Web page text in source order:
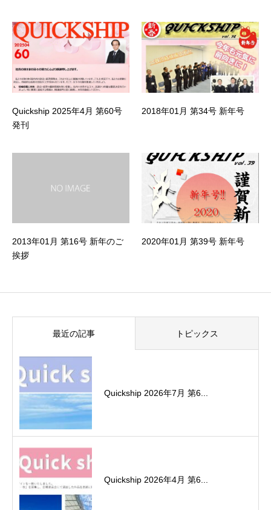
Quickship 2025年4月 第60号
発刊
2018年01月 第34号 新年号
2013年01月 第16号 新年のご
挨拶
2020年01月 第39号 新年号
最近の記事 トピックス
Quickship 2026年7月 第6...
Quickship 2026年4月 第6...